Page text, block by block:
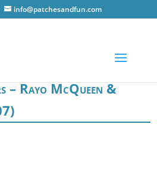
info@patchesandfun.com
– Rayo McQueen &